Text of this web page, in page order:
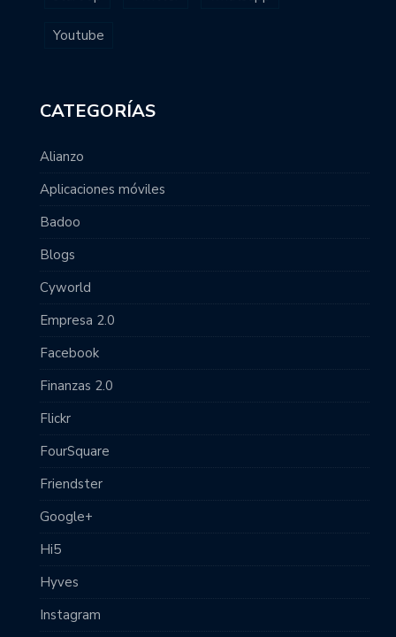
Youtube
CATEGORÍAS
Alianzo
Aplicaciones móviles
Badoo
Blogs
Cyworld
Empresa 2.0
Facebook
Finanzas 2.0
Flickr
FourSquare
Friendster
Google+
Hi5
Hyves
Instagram